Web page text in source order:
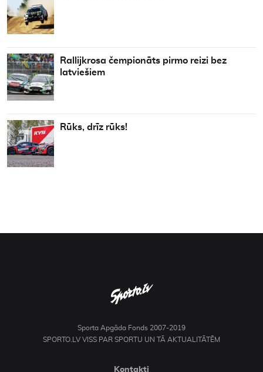
Rallijkrosa čempionāts pirmo reizi bez
latviešiem
Rūks, drīz rūks!
Sporta Apgāda Fonds 2007-2019
SPORTO.LV VISS PAR SPORTU UN TĀ AKTUALITĀTĒM
Kontakti